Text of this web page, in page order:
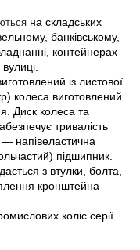
на складських
банківському,
контейнерах
із листової
колеса виготовлений
Диск колеса та
тривалість
— напівеластична
підшипник.
з втулки, болта,
кронштейна —
коліс серії